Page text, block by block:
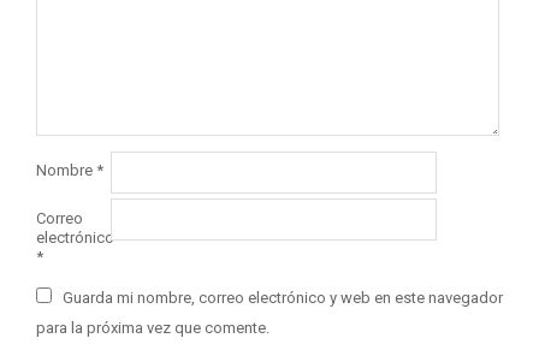
Nombre *
Correo
electrónico
*
Guarda mi nombre, correo electrónico y web en este navegador
para la próxima vez que comente.